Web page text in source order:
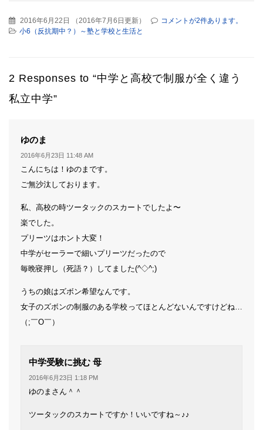
2016年6月22日 （2016年7月6日更新）
コメントが2件あります。
小6（反抗期中？）～塾と学校と生活と
2 Responses to “中学と高校で制服が全く違う
私立中学”
ゆのま
り:
2016年6月23日 11:48 AM
こんにちは！ゆのまです。
ご無沙汰しております。
私、高校の時ツータックのスカートでしたよ〜
楽でした。
プリーツはホント大変！
中学がセーラーで細いプリーツだったので
毎晩寝押し（死語？）してました(^◇^;)
うちの娘はズボン希望なんです。
女子のズボンの制服のある学校ってほとんどないんですけどね…
（;￣O￣）
中学受験に挑む 母
2016年6月23日 1:18 PM
ゆのまさん＾＾
ツータックのスカートですか！いいですね～♪♪